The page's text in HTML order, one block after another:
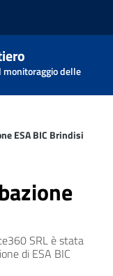
delle
ESA BIC Brindisi
SRL è stata
di ESA BIC